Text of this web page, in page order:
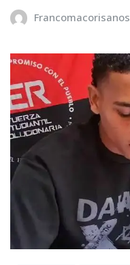
Francomacorisanos